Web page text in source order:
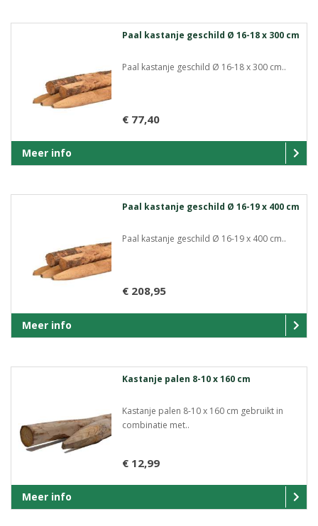
Paal kastanje geschild Ø 16-18 x 300 cm
Paal kastanje geschild Ø 16-18 x 300 cm..
€ 77,40
Meer info
Paal kastanje geschild Ø 16-19 x 400 cm
Paal kastanje geschild Ø 16-19 x 400 cm..
€ 208,95
Meer info
Kastanje palen 8-10 x 160 cm
Kastanje palen 8-10 x 160 cm gebruikt in
combinatie met..
€ 12,99
Meer info